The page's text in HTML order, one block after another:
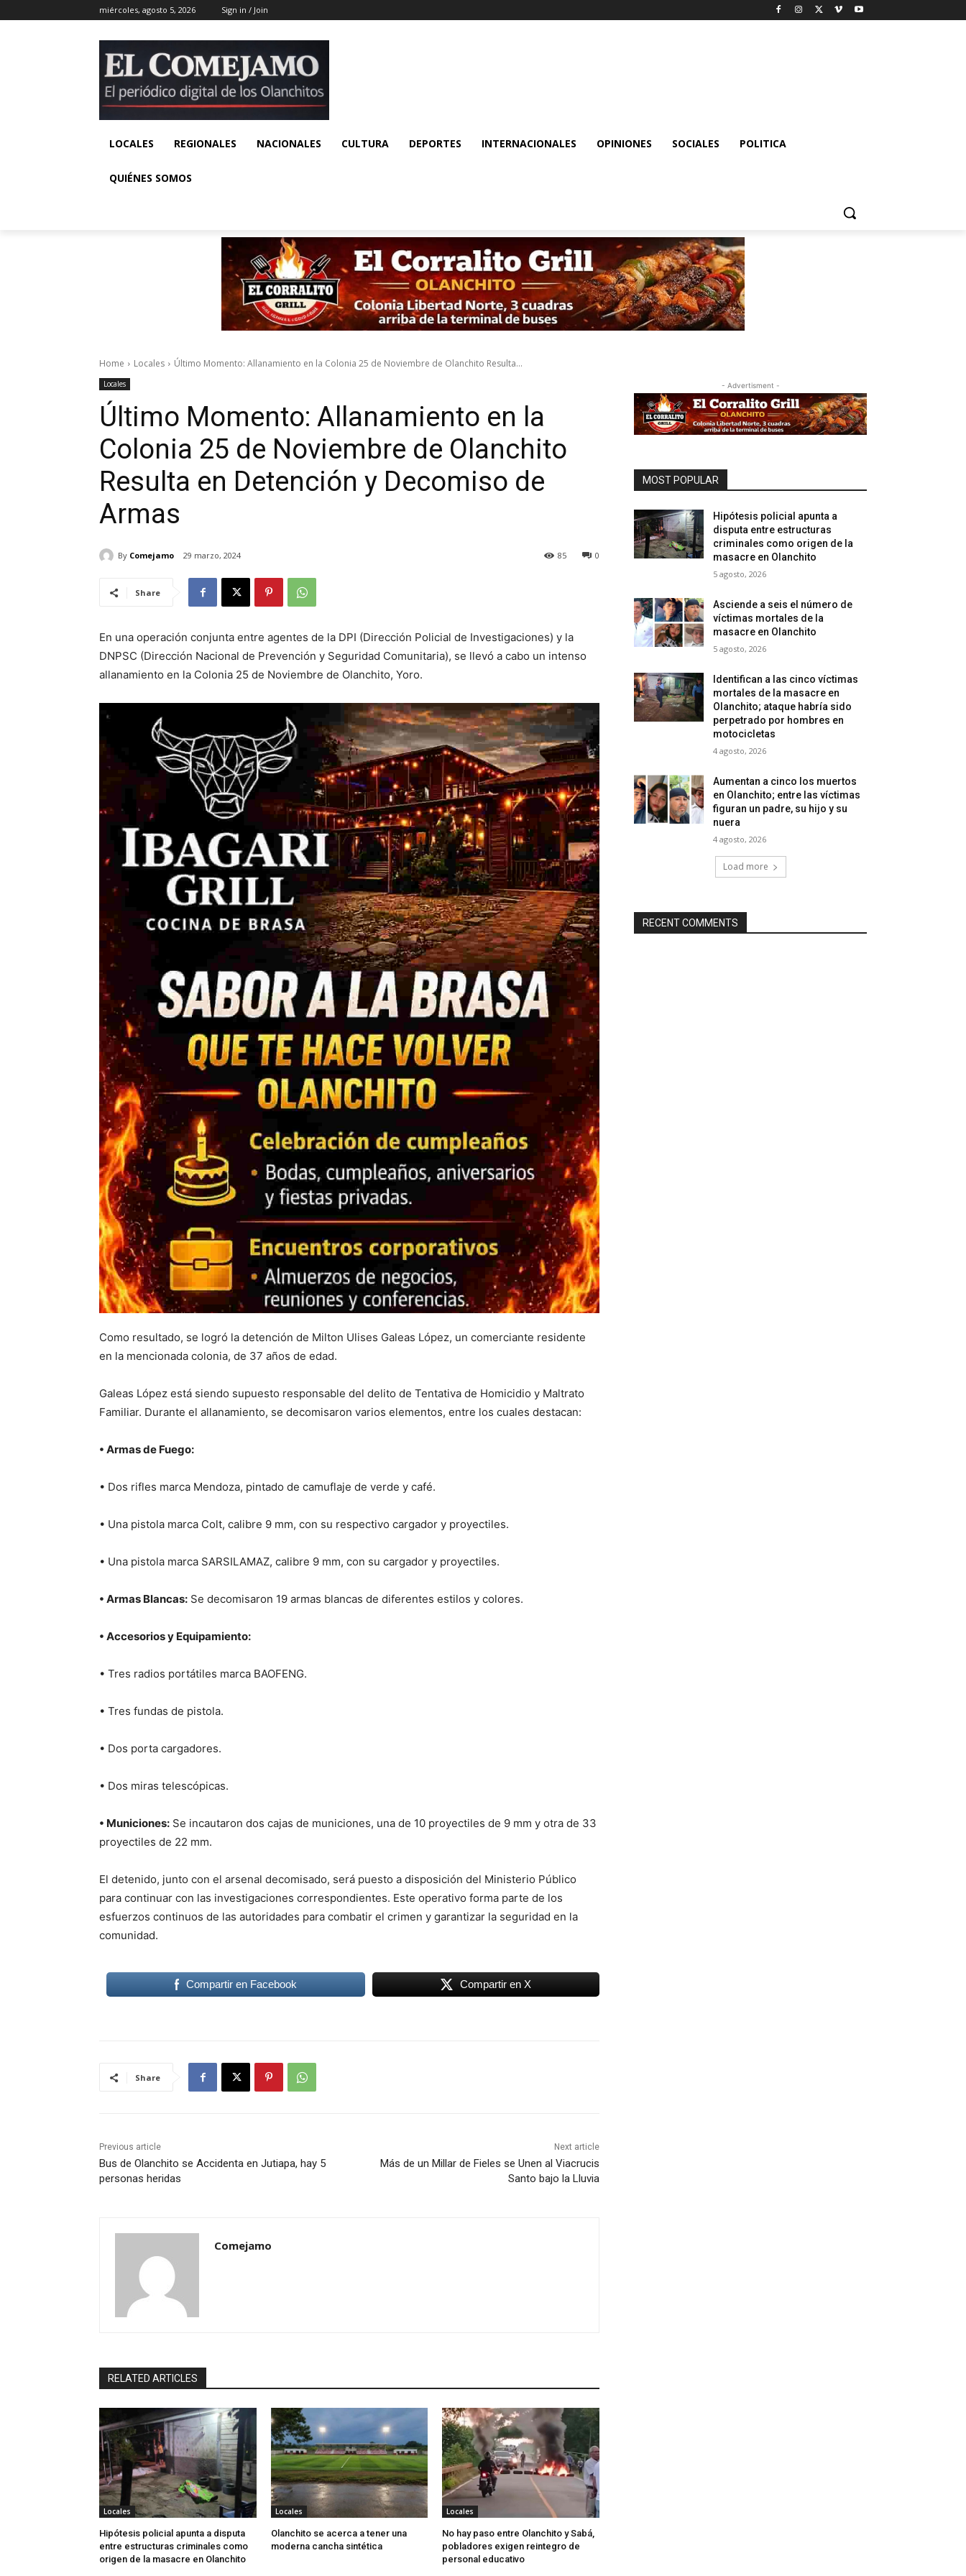
miércoles, agosto 5, 2026 Sign in / Join
LOCALES REGIONALES NACIONALES CULTURA DEPORTES INTERNACIONALES OPINIONES SOCIALES POLITICA
QUIÉNES SOMOS
Home Locales Último Momento: Allanamiento en la Colonia 25 de Noviembre de Olanchito Resulta...
Locales
Último Momento: Allanamiento en la
Colonia 25 de Noviembre de Olanchito
Resulta en Detención y Decomiso de
Armas
By Comejamo 29 marzo, 2024 0
85
Share
En una operación conjunta entre agentes de la DPI (Dirección Policial de Investigaciones) y la
DNPSC (Dirección Nacional de Prevención y Seguridad Comunitaria), se llevó a cabo un intenso
allanamiento en la Colonia 25 de Noviembre de Olanchito, Yoro.
Como resultado, se logró la detención de Milton Ulises Galeas López, un comerciante residente
en la mencionada colonia, de 37 años de edad.
Galeas López está siendo supuesto responsable del delito de Tentativa de Homicidio y Maltrato
Familiar. Durante el allanamiento, se decomisaron varios elementos, entre los cuales destacan:
• Armas de Fuego:
• Dos rifles marca Mendoza, pintado de camuflaje de verde y café.
• Una pistola marca Colt, calibre 9 mm, con su respectivo cargador y proyectiles.
• Una pistola marca SARSILAMAZ, calibre 9 mm, con su cargador y proyectiles.
• Armas Blancas: Se decomisaron 19 armas blancas de diferentes estilos y colores.
• Accesorios y Equipamiento:
• Tres radios portátiles marca BAOFENG.
• Tres fundas de pistola.
• Dos porta cargadores.
• Dos miras telescópicas.
• Municiones: Se incautaron dos cajas de municiones, una de 10 proyectiles de 9 mm y otra de 33
proyectiles de 22 mm.
El detenido, junto con el arsenal decomisado, será puesto a disposición del Ministerio Público
para continuar con las investigaciones correspondientes. Este operativo forma parte de los
esfuerzos continuos de las autoridades para combatir el crimen y garantizar la seguridad en la
comunidad.
Compartir en Facebook Compartir en X
Share
Previous article
Bus de Olanchito se Accidenta en Jutiapa, hay 5
personas heridas
Next article
Más de un Millar de Fieles se Unen al Viacrucis
Santo bajo la Lluvia
Comejamo
RELATED ARTICLES
Locales
Hipótesis policial apunta a disputa
entre estructuras criminales como
origen de la masacre en Olanchito
Locales
Olanchito se acerca a tener una
moderna cancha sintética
Locales
No hay paso entre Olanchito y Sabá,
pobladores exigen reintegro de
personal educativo
- Advertisment -
MOST POPULAR
Hipótesis policial apunta a
disputa entre estructuras
criminales como origen de la
masacre en Olanchito
5 agosto, 2026
Asciende a seis el número de
víctimas mortales de la
masacre en Olanchito
5 agosto, 2026
Identifican a las cinco víctimas
mortales de la masacre en
Olanchito; ataque habría sido
perpetrado por hombres en
motocicletas
4 agosto, 2026
Aumentan a cinco los muertos
en Olanchito; entre las víctimas
figuran un padre, su hijo y su
nuera
4 agosto, 2026
Load more
RECENT COMMENTS